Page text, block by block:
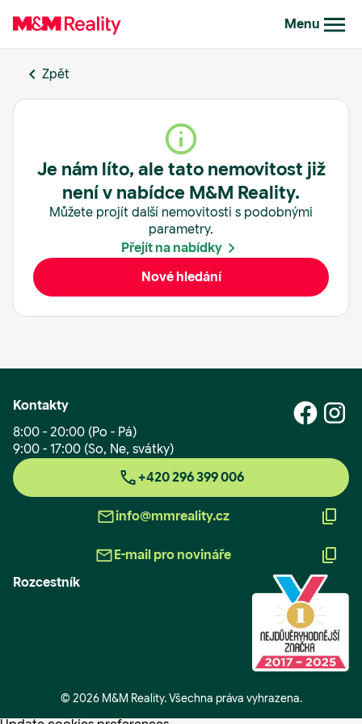
Menu
Zpět
Je nám líto, ale tato nemovitost již
není v nabídce M&M Reality.
Můžete projít další nemovitosti s podobnými
parametry.
Přejít na nabídky
Nové hledání
Kontakty
8:00 - 20:00 (Po - Pá)
9:00 - 17:00 (So, Ne, svátky)
+420 296 399 006
info@mmreality.cz
E-mail pro novináře
Rozcestník
© 2026 M&M Reality. Všechna práva vyhrazena.